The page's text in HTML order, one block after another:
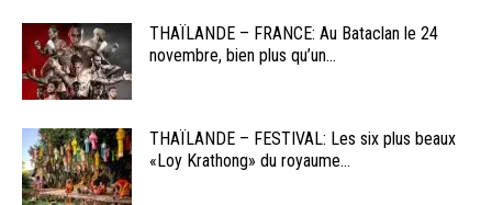
THAÏLANDE – FRANCE: Au Bataclan le 24
novembre, bien plus qu’un...
THAÏLANDE – FESTIVAL: Les six plus beaux
«Loy Krathong» du royaume...